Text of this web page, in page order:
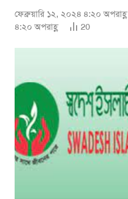
ফেব্রুয়ারি ১২, ২০২৪ ৪:২০ অপরাহ্ণ
৪:২০ অপরাহ্ণ
20